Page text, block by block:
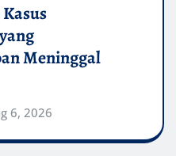
Meninggal
6, 2026